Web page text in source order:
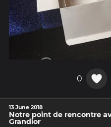
0
13 June 2018
Notre point de rencontre
Grandior